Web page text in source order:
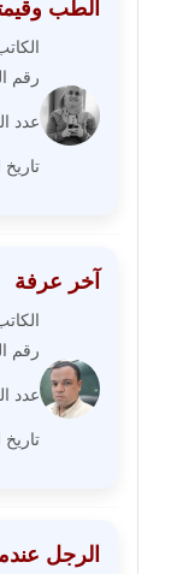
الطب
رقم
عدد
تاريخ
آخر عرفة
رقم
عدد
تاريخ
الرجل